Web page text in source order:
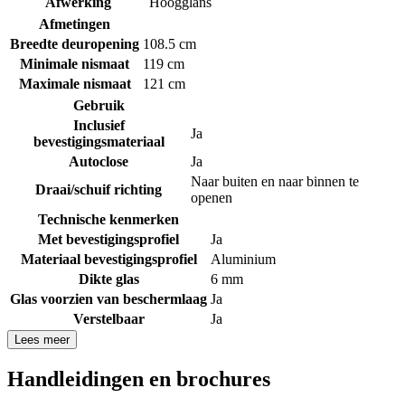
Afmetingen
Breedte deuropening 108.5 cm
Minimale nismaat
119 cm
Maximale nismaat
121 cm
Gebruik
Inclusief
bevestigingsmateriaal
Ja
Autoclose
Ja
Draai/schuif richting
Naar buiten en naar binnen te
openen
Technische kenmerken
Met bevestigingsprofiel
Ja
Materiaal bevestigingsprofiel
Aluminium
Dikte glas
6 mm
Glas voorzien van beschermlaag Ja
Verstelbaar
Ja
Lees meer
Handleidingen en brochures